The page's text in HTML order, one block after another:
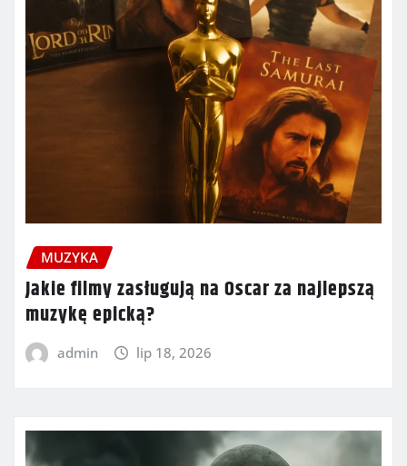
MUZYKA
Jakie filmy zasługują na Oscar za najlepszą
muzykę epicką?
admin lip 18, 2026